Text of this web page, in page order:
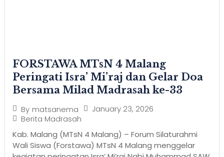
FORSTAWA MTsN 4 Malang
Peringati Isra’ Mi’raj dan Gelar Doa
Bersama Milad Madrasah ke-33
By matsanema
January 23, 2026
Berita Madrasah
Kab. Malang (MTsN 4 Malang) – Forum Silaturahmi
Wali Siswa (Forstawa) MTsN 4 Malang menggelar